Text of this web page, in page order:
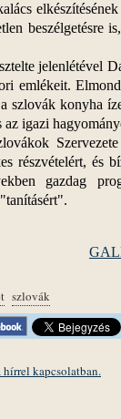
beszélgetésre
jelenlétével
emlékeit.
szlovák konyha
az igazi
részvételért, és
gazdag
szlovák
hírrel kapcsolatban.